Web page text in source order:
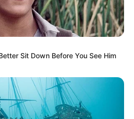
Sit Down Before You See Him